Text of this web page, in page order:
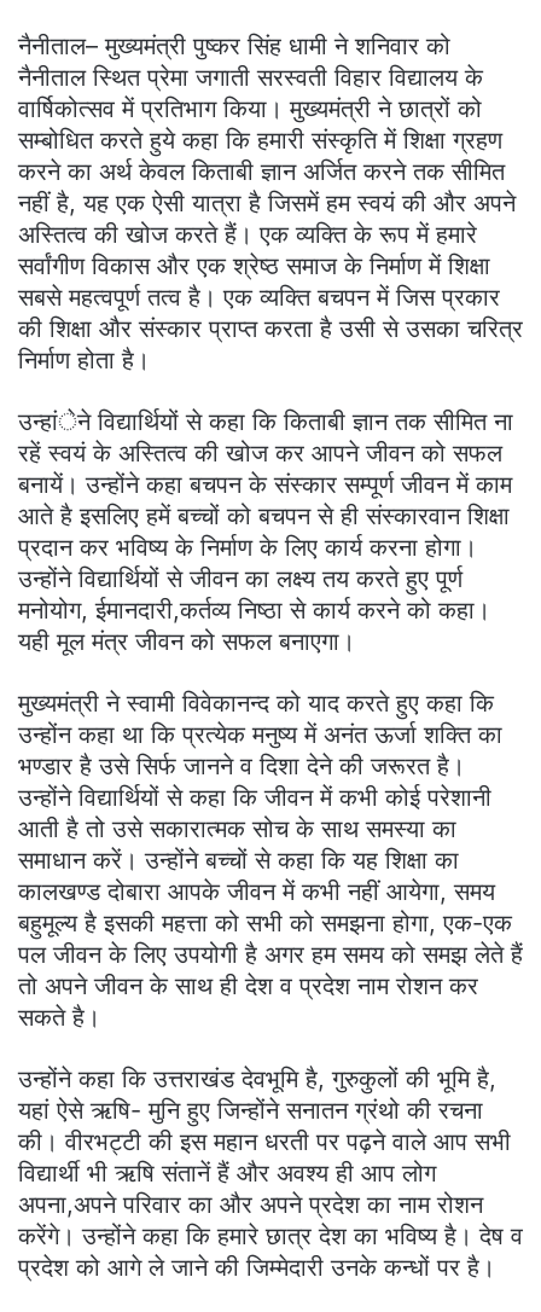
नैनीताल– मुख्यमंत्री पुष्कर सिंह धामी ने शनिवार को
नैनीताल स्थित प्रेमा जगाती सरस्वती विहार विद्यालय के
वार्षिकोत्सव में प्रतिभाग किया। मुख्यमंत्री ने छात्रों को
सम्बोधित करते हुये कहा कि हमारी संस्कृति में शिक्षा ग्रहण
करने का अर्थ केवल किताबी ज्ञान अर्जित करने तक सीमित
नहीं है, यह एक ऐसी यात्रा है जिसमें हम स्वयं की और अपने
अस्तित्व की खोज करते हैं। एक व्यक्ति के रूप में हमारे
सर्वांगीण विकास और एक श्रेष्ठ समाज के निर्माण में शिक्षा
सबसे महत्वपूर्ण तत्व है। एक व्यक्ति बचपन में जिस प्रकार
की शिक्षा और संस्कार प्राप्त करता है उसी से उसका चरित्र
निर्माण होता है।
उन्हांेने विद्यार्थियों से कहा कि किताबी ज्ञान तक सीमित ना
रहें स्वयं के अस्तित्व की खोज कर आपने जीवन को सफल
बनायें। उन्होंने कहा बचपन के संस्कार सम्पूर्ण जीवन में काम
आते है इसलिए हमें बच्चों को बचपन से ही संस्कारवान शिक्षा
प्रदान कर भविष्य के निर्माण के लिए कार्य करना होगा।
उन्होंने विद्यार्थियों से जीवन का लक्ष्य तय करते हुए पूर्ण
मनोयोग, ईमानदारी,कर्तव्य निष्ठा से कार्य करने को कहा।
यही मूल मंत्र जीवन को सफल बनाएगा।
मुख्यमंत्री ने स्वामी विवेकानन्द को याद करते हुए कहा कि
उन्होंन कहा था कि प्रत्येक मनुष्य में अनंत ऊर्जा शक्ति का
भण्डार है उसे सिर्फ जानने व दिशा देने की जरूरत है।
उन्होंने विद्यार्थियों से कहा कि जीवन में कभी कोई परेशानी
आती है तो उसे सकारात्मक सोच के साथ समस्या का
समाधान करें। उन्होंने बच्चों से कहा कि यह शिक्षा का
कालखण्ड दोबारा आपके जीवन में कभी नहीं आयेगा, समय
बहुमूल्य है इसकी महत्ता को सभी को समझना होगा, एक-एक
पल जीवन के लिए उपयोगी है अगर हम समय को समझ लेते हैं
तो अपने जीवन के साथ ही देश व प्रदेश नाम रोशन कर
सकते है।
उन्होंने कहा कि उत्तराखंड देवभूमि है, गुरुकुलों की भूमि है,
यहां ऐसे ऋषि- मुनि हुए जिन्होंने सनातन ग्रंथो की रचना
की। वीरभट्टी की इस महान धरती पर पढ़ने वाले आप सभी
विद्यार्थी भी ऋषि संतानें हैं और अवश्य ही आप लोग
अपना,अपने परिवार का और अपने प्रदेश का नाम रोशन
करेंगे। उन्होंने कहा कि हमारे छात्र देश का भविष्य है। देष व
प्रदेश को आगे ले जाने की जिम्मेदारी उनके कन्धों पर है।